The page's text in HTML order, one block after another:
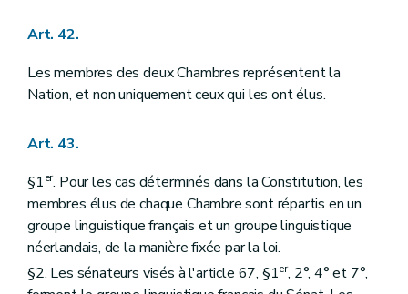
Art. 42.
Les membres des deux Chambres représentent la
Nation, et non uniquement ceux qui les ont élus.
Art. 43.
§1er. Pour les cas déterminés dans la Constitution, les
membres élus de chaque Chambre sont répartis en un
groupe linguistique français et un groupe linguistique
néerlandais, de la manière fixée par la loi.
§2. Les sénateurs visés à l'article 67, §1er, 2°, 4° et 7°,